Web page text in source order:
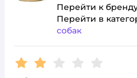
Перейти к
Перейти в
собак
Рейтинг:2